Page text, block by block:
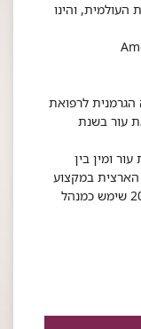
בספרות העולמית, והינו
לרפואת
עור בשנת
ומין בין
הארצית במקצוע
מחלות עור ומין. בין השנים 2000 עד 2020 שימש כמנהל